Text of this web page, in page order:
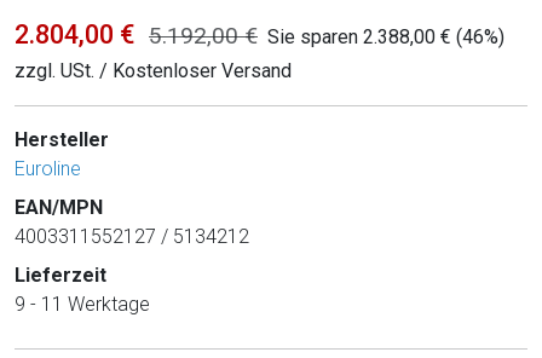
2.804,00 € 5.192,00 € Sie sparen 2.388,00 € (46%)
zzgl. USt. / Kostenloser Versand
Hersteller
Euroline
EAN/MPN
4003311552127 / 5134212
Lieferzeit
9 - 11 Werktage